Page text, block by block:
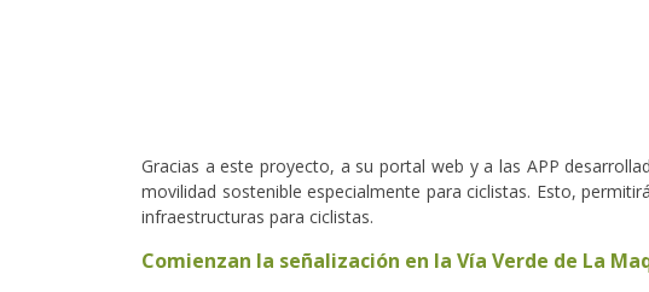
Gracias a este proyecto, a su portal web y a las APP
movilidad sostenible especialmente para ciclistas. Esto,
infraestructuras para ciclistas.
Comienzan la señalización en la Vía Verde de La